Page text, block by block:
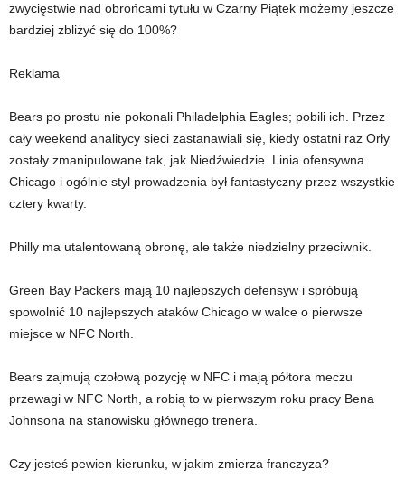
zwycięstwie nad obrońcami tytułu w Czarny Piątek możemy jeszcze
bardziej zbliżyć się do 100%?
Reklama
Bears po prostu nie pokonali Philadelphia Eagles; pobili ich. Przez
cały weekend analitycy sieci zastanawiali się, kiedy ostatni raz Orły
zostały zmanipulowane tak, jak Niedźwiedzie. Linia ofensywna
Chicago i ogólnie styl prowadzenia był fantastyczny przez wszystkie
cztery kwarty.
Philly ma utalentowaną obronę, ale także niedzielny przeciwnik.
Green Bay Packers mają 10 najlepszych defensyw i spróbują
spowolnić 10 najlepszych ataków Chicago w walce o pierwsze
miejsce w NFC North.
Bears zajmują czołową pozycję w NFC i mają półtora meczu
przewagi w NFC North, a robią to w pierwszym roku pracy Bena
Johnsona na stanowisku głównego trenera.
Czy jesteś pewien kierunku, w jakim zmierza franczyza?